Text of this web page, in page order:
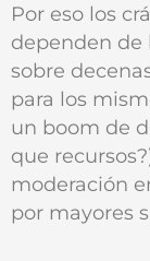
Por eso los
dependen de
sobre
para los
un boom de
que
moderación
por mayores